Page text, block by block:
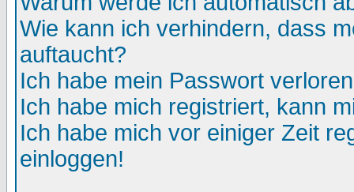
Wie kann ich verhindern, dass
auftaucht?
Ich habe mein Passwort
Ich habe mich registriert, kann
Ich habe mich vor einiger Zeit
einloggen!